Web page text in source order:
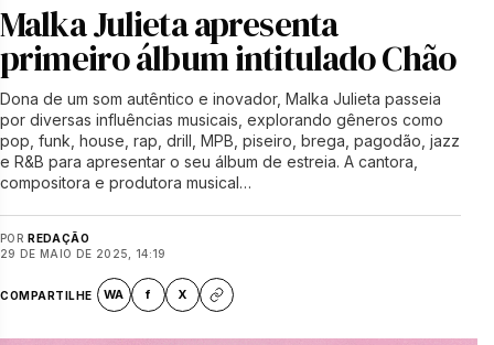
Malka Julieta apresenta
primeiro álbum intitulado Chão
Dona de um som autêntico e inovador, Malka Julieta passeia
por diversas influências musicais, explorando gêneros como
pop, funk, house, rap, drill, MPB, piseiro, brega, pagodão, jazz
e R&B para apresentar o seu álbum de estreia. A cantora,
compositora e produtora musical…
POR REDAÇÃO
29 DE MAIO DE 2025, 14:19
COMPARTILHE WA f X